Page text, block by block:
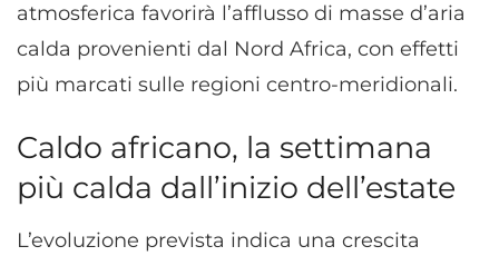
atmosferica favorirà l’afflusso di masse d’aria
calda provenienti dal Nord Africa, con effetti
più marcati sulle regioni centro-meridionali.
Caldo africano, la settimana
più calda dall’inizio dell’estate
L’evoluzione prevista indica una crescita